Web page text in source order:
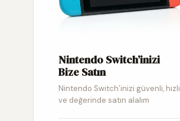
Nintendo Switch’inizi
Bize Satın
Nintendo Switch’inizi güvenli, hızlı
ve değerinde satın alalım